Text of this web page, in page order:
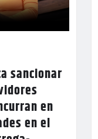
sancionar
en
en el